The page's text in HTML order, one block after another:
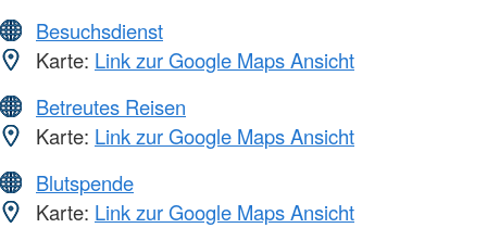
Besuchsdienst
Karte: Link zur Google Maps Ansicht
Betreutes Reisen
Karte: Link zur Google Maps Ansicht
Blutspende
Karte: Link zur Google Maps Ansicht